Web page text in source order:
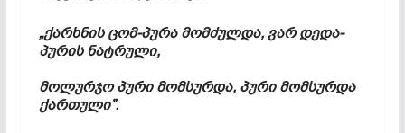
„ქარხნის ცომ-პურა მომძულდა,ვარ დედა-
პურის ნატრული,
მოლურჯო პური მომსურდა, პური მომსურდა
ქართული”.